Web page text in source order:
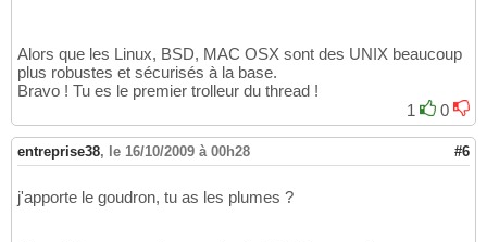
Alors que les Linux, BSD, MAC OSX sont des UNIX beaucoup
plus robustes et sécurisés à la base.
Bravo ! Tu es le premier trolleur du thread !
1
0
entreprise38, le 16/10/2009 à 00h28 #6
j'apporte le goudron, tu as les plumes ?